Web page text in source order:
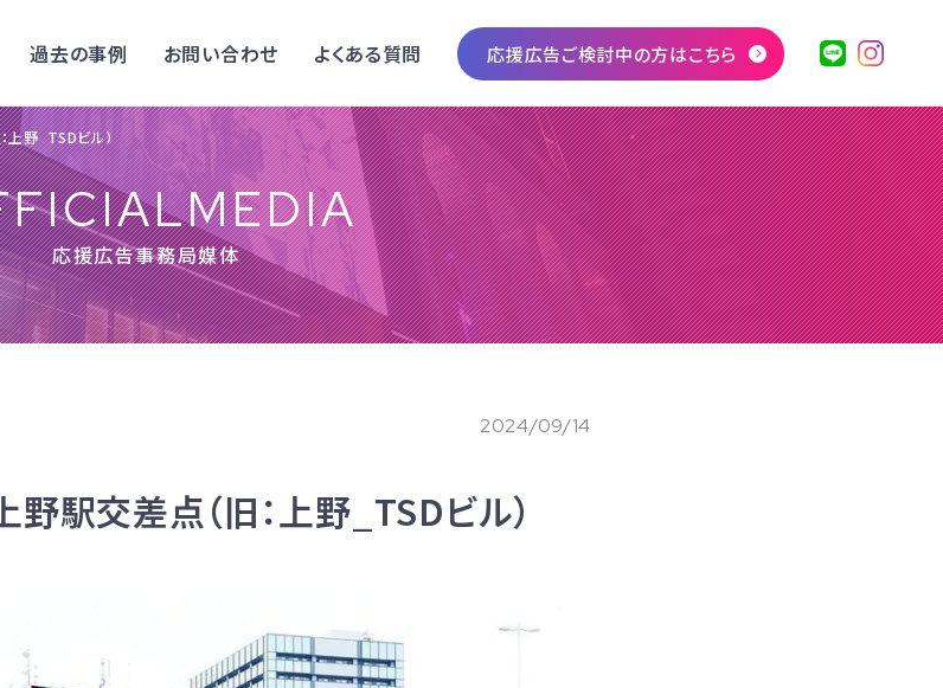
過去の事例 お問い合わせ よくある質問 応援広告ご検討中の方はこちら
上野_TSDビル）
応援広告事務局媒体
2024/09/14
駅交差点（旧：上野_TSDビル）